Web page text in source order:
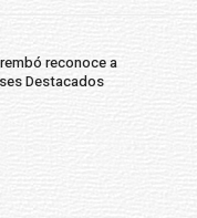
reconoce a
Destacados